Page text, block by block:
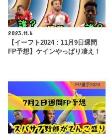
2023.11.6
【イーフト2024：11月9日週間
FP予想】ケインやっぱり凄え！
FP選手2020